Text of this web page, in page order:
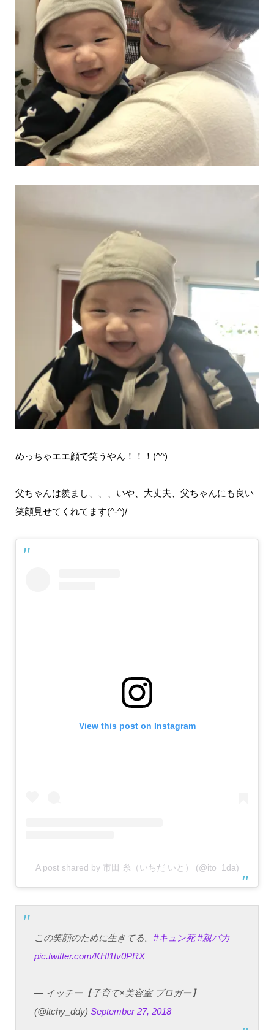
めっちゃエエ顔で笑うやん！！！(^^)
父ちゃんは羨まし、、、いや、大丈夫、父ちゃんにも良い
笑顔見せてくれてます(^-^)/
View this post on Instagram
A post shared by 市田 糸（いちだ いと） (@ito_1da)
この笑顔のために生きてる。 #キュン死 #親バカ
pic.twitter.com/KHl1tv0PRX
— イッチー【子育て×美容室 ブロガー】
(@itchy_ddy) September 27, 2018